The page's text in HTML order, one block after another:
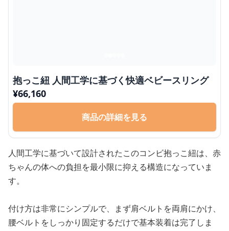
抱っこ紐 人間工学に基づく快適ベビースリング
¥66,160
商品の詳細を見る
人間工学に基づいて設計されたこのコンビ抱っこ紐は、赤
ちゃんの体への負担を最小限に抑える構造になっていま
す。
付け方は非常にシンプルで、まず肩ベルトを両肩にかけ、
腰ベルトをしっかり固定するだけで基本装着は完了しま